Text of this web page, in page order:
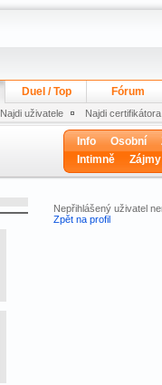
Duel / Top Fórum
Najdi uživatele Najdi certifikátora
Info Osobní
Intimně
Zájmy
Nepřihlášený uživatel
Zpět na profil